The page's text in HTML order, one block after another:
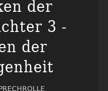
der
3 -
der